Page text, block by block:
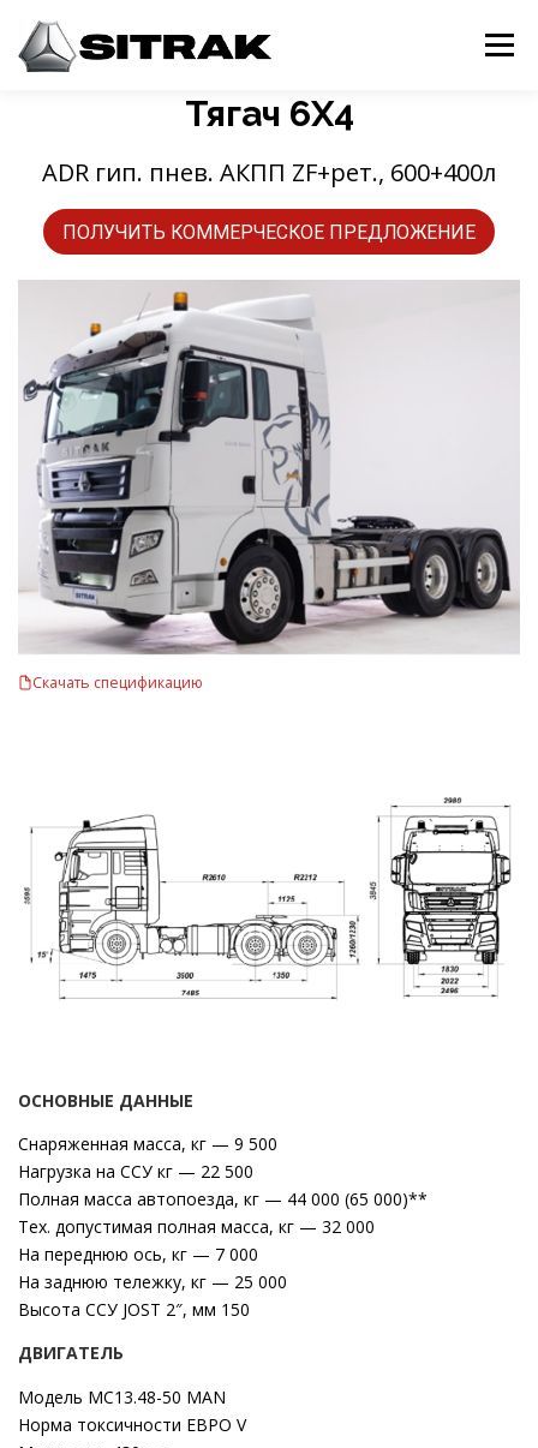
содержимому
Меню
АВТОБЕТОНОСМЕСИТЕЛИ
КОНТАКТЫ
Тягач 6Х4
ADR гип. пнев. АКПП ZF+рет., 600+400л
ПОЛУЧИТЬ КОММЕРЧЕСКОЕ ПРЕДЛОЖЕНИЕ
Скачать спецификацию
ОСНОВНЫЕ ДАННЫЕ
Cнаряженная масса, кг — 9 500
Нагрузка на ССУ кг — 22 500
Полная масса автопоезда, кг — 44 000 (65 000)**
Тех. допустимая полная масса, кг — 32 000
На переднюю ось, кг — 7 000
На заднюю тележку, кг — 25 000
Высота ССУ JOST 2″, мм 150
ДВИГАТЕЛЬ
Модель MC13.48-50 MAN
Норма токсичности ЕВРО V